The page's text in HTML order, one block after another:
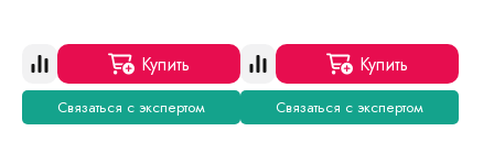
Купить
Связаться с экспертом
Купить
Связаться с экспертом